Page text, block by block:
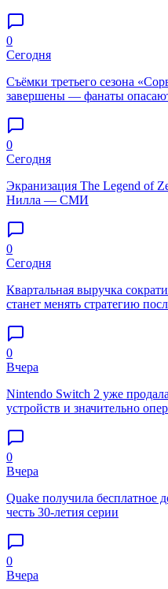
0
Сегодня
Съёмки третьего сезона
завершены — фанаты
0
Сегодня
Экранизация The Legend of
Нилла — СМИ
0
Сегодня
Квартальная выручка
станет менять стратегию
0
Вчера
Nintendo Switch 2 уже
устройств и значительно
0
Вчера
Quake получила бесплатное
честь 30-летия серии
0
Вчера